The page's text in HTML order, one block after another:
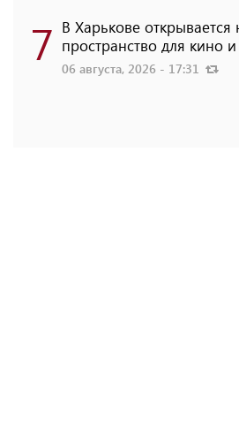
7 В Харькове открывается
пространство для кино
06 августа, 2026 - 17:31